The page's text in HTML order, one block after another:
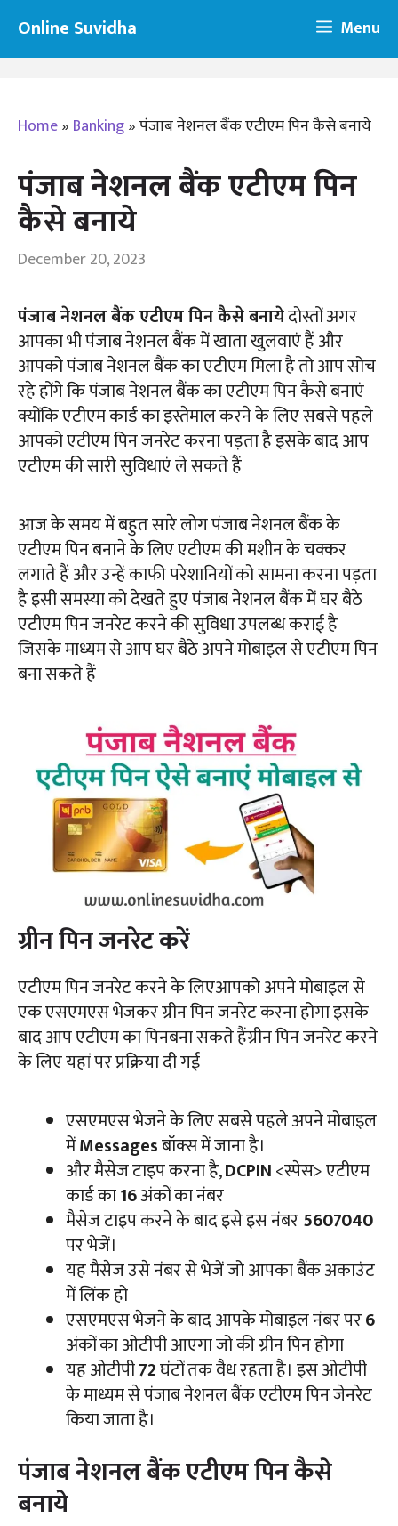
content
Online Suvidha Menu
Home» Banking»पंजाब नेशनल बैंक एटीएम पिन कैसे बनाये
पंजाब नेशनल बैंक एटीएम पिन
कैसे बनाये
December 20, 2023
पंजाब नेशनल बैंक एटीएम पिन कैसे बनायेदोस्तों अगर
आपका भी पंजाब नेशनल बैंक में खाता खुलवाएं हैं और
आपको पंजाब नेशनल बैंक का एटीएम मिला है तो आप सोच
रहे होंगे कि पंजाब नेशनल बैंक का एटीएम पिन कैसे बनाएं
क्योंकि एटीएम कार्ड का इस्तेमाल करने के लिए सबसे पहले
आपको एटीएम पिन जनरेट करना पड़ता है इसके बाद आप
एटीएम की सारी सुविधाएं ले सकते हैं
आज के समय में बहुत सारे लोग पंजाब नेशनल बैंक के
एटीएम पिन बनाने के लिए एटीएम की मशीन के चक्कर
लगाते हैं और उन्हें काफी परेशानियों को सामना करना पड़ता
है इसी समस्या को देखते हुए पंजाब नेशनल बैंक में घर बैठे
एटीएम पिन जनरेट करने की सुविधा उपलब्ध कराई है
जिसके माध्यम से आप घर बैठे अपने मोबाइल से एटीएम पिन
बना सकते हैं
ग्रीन पिन जनरेट करें
एटीएम पिन जनरेट करने के लिएआपको अपने मोबाइल से
एक एसएमएस भेजकर ग्रीन पिन जनरेट करना होगा इसके
बाद आप एटीएम का पिनबना सकते हैंग्रीन पिन जनरेट करने
के लिए यहां पर प्रक्रिया दी गई
एसएमएस भेजने के लिए सबसे पहले अपने मोबाइल
मेंMessagesबॉक्स में जाना है।
और मैसेज टाइप करना है,DCPIN<स्पेस> एटीएम
कार्ड का16अंकों का नंबर
मैसेज टाइप करने के बाद इसे इस नंबर5607040
पर भेजें।
यह मैसेज उसे नंबर से भेजें जो आपका बैंक अकाउंट
में लिंक हो
एसएमएस भेजने के बाद आपके मोबाइल नंबर पर6
अंकों का ओटीपी आएगा जो की ग्रीन पिन होगा
यह ओटीपी72घंटों तक वैध रहता है। इस ओटीपी
के माध्यम से पंजाब नेशनल बैंक एटीएम पिन जेनरेट
किया जाता है।
पंजाब नेशनल बैंक एटीएम पिन कैसे
बनाये